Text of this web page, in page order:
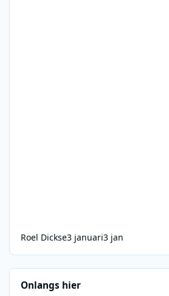
Roel Dickse3 januari3 jan
Onlangs hier